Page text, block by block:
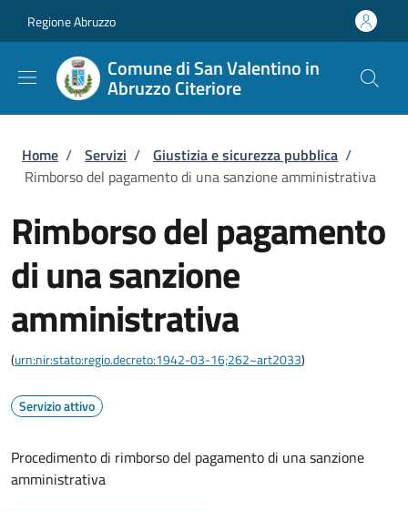
Regione Abruzzo
Comune di San Valentino in
Abruzzo Citeriore
Briciole di pane
Home / Servizi / Giustizia e sicurezza pubblica /
Rimborso del pagamento di una sanzione amministrativa
Rimborso del pagamento
di una sanzione
amministrativa
(urn:nir:stato:regio.decreto:1942-03-16;262~art2033)
Servizio attivo
Procedimento di rimborso del pagamento di una sanzione
amministrativa